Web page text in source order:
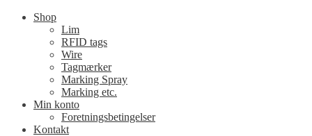
Shop
Lim
RFID tags
Wire
Tagmærker
Marking Spray
Marking etc.
Min konto
Foretningsbetingelser
Kontakt